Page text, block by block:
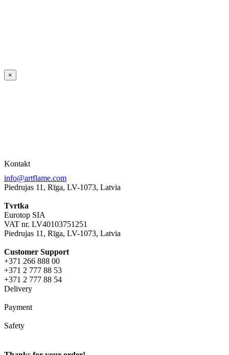
×
Kontakt
info@artflame.com
Piedrujas 11, Rīga, LV-1073, Latvia
Tvrtka
Eurotop SIA
VAT nr. LV40103751251
Piedrujas 11, Rīga, LV-1073, Latvia
Сustomer Support
+371 266 888 00
+371 2 777 88 53
+371 2 777 88 54
Delivery
Payment
Safety